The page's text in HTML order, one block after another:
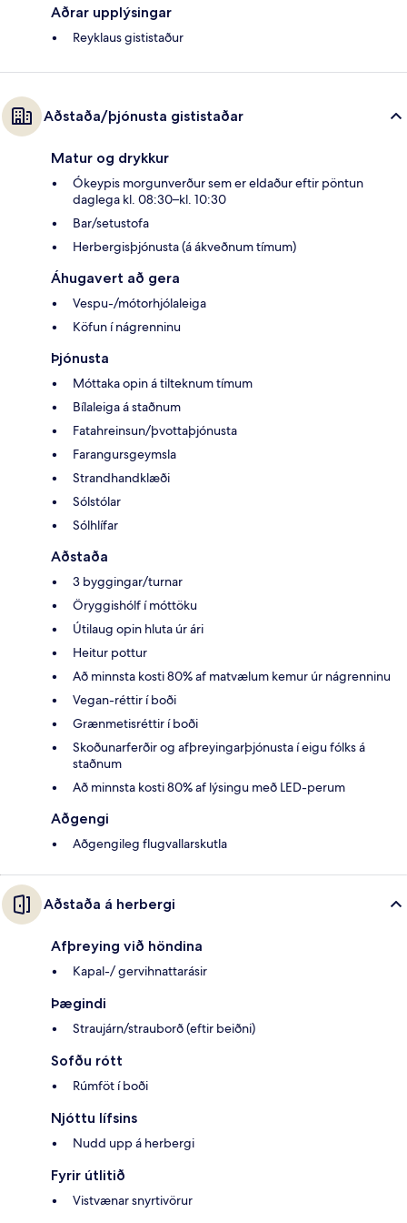
Aðrar upplýsingar
Reyklaus gististaður
Aðstaða/þjónusta gististaðar
Matur og drykkur
Ókeypis morgunverður sem er eldaður eftir pöntun
daglega kl. 08:30–kl. 10:30
Bar/setustofa
Herbergisþjónusta (á ákveðnum tímum)
Áhugavert að gera
Vespu-/mótorhjólaleiga
Köfun í nágrenninu
Þjónusta
Móttaka opin á tilteknum tímum
Bílaleiga á staðnum
Fatahreinsun/þvottaþjónusta
Farangursgeymsla
Strandhandklæði
Sólstólar
Sólhlífar
Aðstaða
3 byggingar/turnar
Öryggishólf í móttöku
Útilaug opin hluta úr ári
Heitur pottur
Að minnsta kosti 80% af matvælum kemur úr nágrenninu
Vegan-réttir í boði
Grænmetisréttir í boði
Skoðunarferðir og afþreyingarþjónusta í eigu fólks á
staðnum
Að minnsta kosti 80% af lýsingu með LED-perum
Aðgengi
Aðgengileg flugvallarskutla
Aðstaða á herbergi
Afþreying við höndina
Kapal-/ gervihnattarásir
Þægindi
Straujárn/strauborð (eftir beiðni)
Sofðu rótt
Rúmföt í boði
Njóttu lífsins
Nudd upp á herbergi
Fyrir útlitið
Vistvænar snyrtivörur